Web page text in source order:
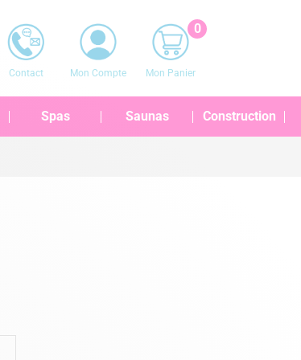
Contact Mon Compte
0
Mon Panier
Spas Saunas Construction